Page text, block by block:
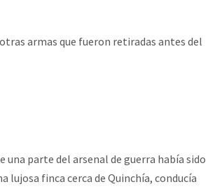
armas que fueron retiradas antes del
una parte del arsenal de guerra había sido
lujosa finca cerca de Quinchía, conducía